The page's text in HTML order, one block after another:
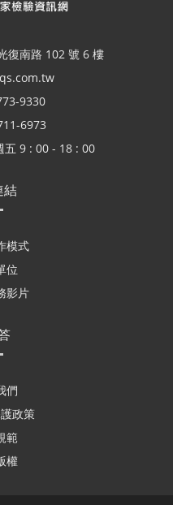
復南路 102 號 6 樓
9330
6973
五 9 : 00 - 18 : 00
結
模式
位
影片
們
政策
範
權